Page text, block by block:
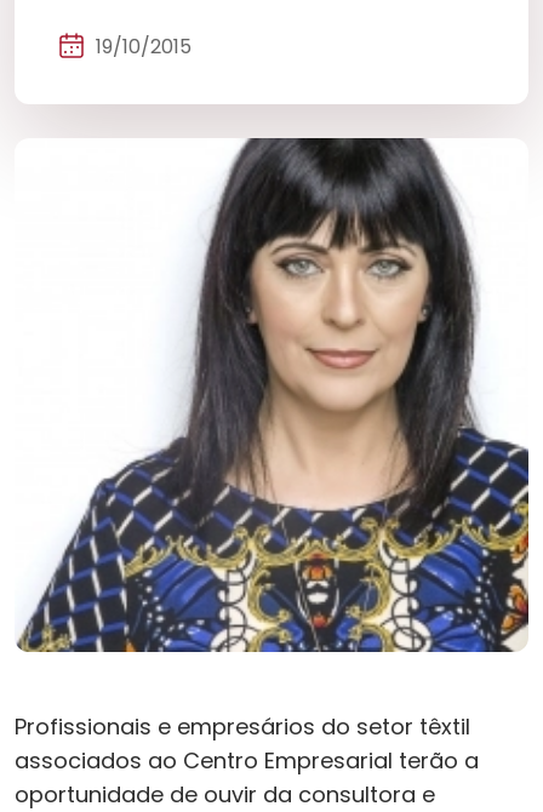
19/10/2015
Profissionais e empresários do setor têxtil
associados ao Centro Empresarial terão a
oportunidade de ouvir da consultora e